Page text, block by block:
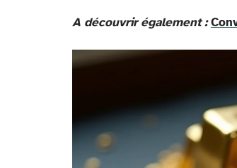
A découvrir également :